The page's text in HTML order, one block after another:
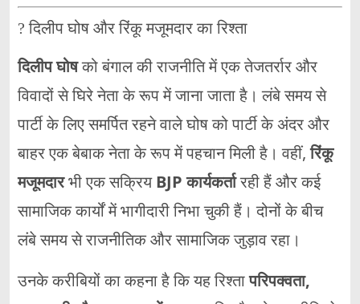
? दिलीप घोष और रिंकू मजूमदार का रिश्ता
दिलीप घोषको बंगाल की राजनीति में एक तेजतर्रार और
विवादों से घिरे नेता के रूप में जाना जाता है। लंबे समय से
पार्टी के लिए समर्पित रहने वाले घोष को पार्टी के अंदर और
बाहर एक बेबाक नेता के रूप में पहचान मिली है। वहीं,रिंकू
मजूमदारभी एक सक्रियBJP कार्यकर्तारही हैं और कई
सामाजिक कार्यों में भागीदारी निभा चुकी हैं। दोनों के बीच
लंबे समय से राजनीतिक और सामाजिक जुड़ाव रहा।
उनके करीबियों का कहना है कि यह रिश्तापरिपक्वता,